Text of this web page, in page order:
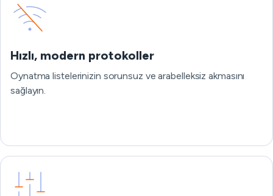
Hızlı, modern protokoller
Oynatma listelerinizin sorunsuz ve arabelleksiz akmasını
sağlayın.